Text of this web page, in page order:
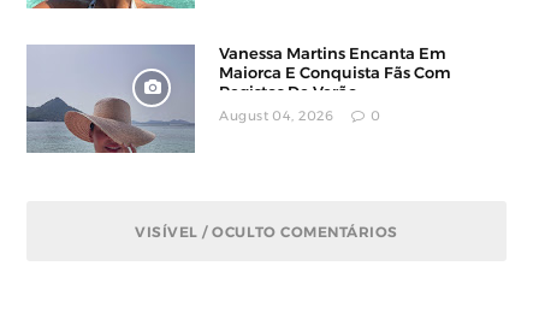
Vanessa Martins Encanta Em
Maiorca E Conquista Fãs Com
Registos De Verão
August 04, 2026 0
VISÍVEL / OCULTO COMENTÁRIOS